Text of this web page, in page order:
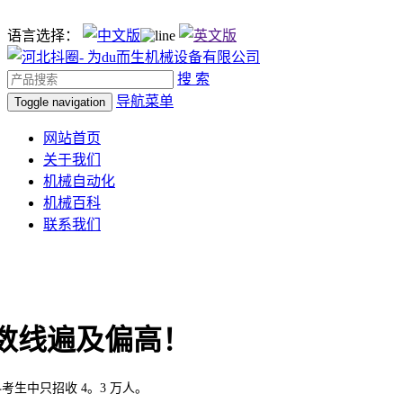
语言选择：
搜 索
Toggle navigation 导航菜单
网站首页
关于我们
机械自动化
机械百科
联系我们
遍及偏高！
中只招收 4。3 万人。